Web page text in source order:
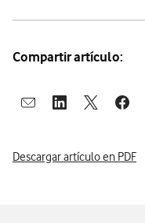
Compartir artículo:
Abrir ventana para
Abrir ventana
Abrir
Descargar artículo en PDF